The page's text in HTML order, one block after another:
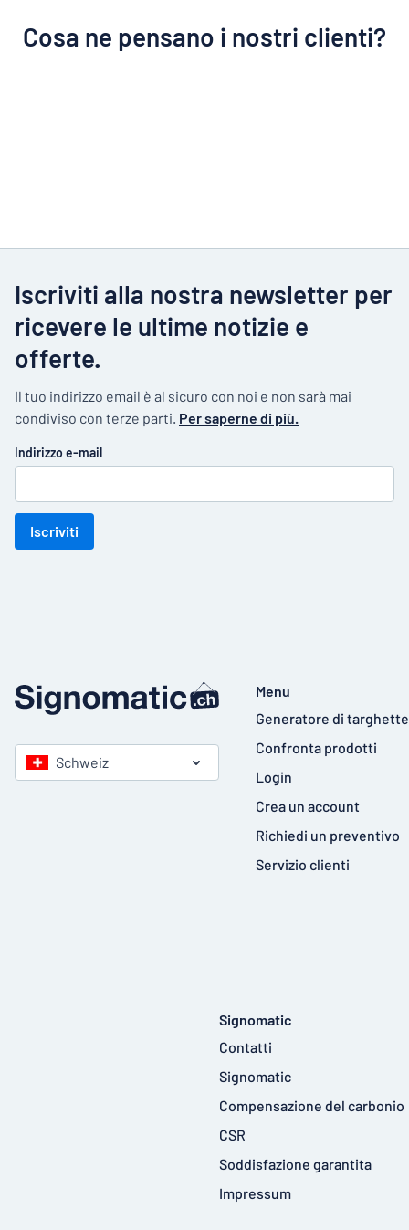
Cosa ne pensano i nostri clienti?
Iscriviti alla nostra newsletter per
ricevere le ultime notizie e
offerte.
Il tuo indirizzo email è al sicuro con noi e non sarà mai
condiviso con terze parti. Per saperne di più.
Indirizzo e-mail
Iscriviti
Schweiz
Menu
Generatore di targhette
Confronta prodotti
Login
Crea un account
Richiedi un preventivo
Servizio clienti
Signomatic
Contatti
Signomatic
Compensazione del carbonio
CSR
Soddisfazione garantita
Impressum